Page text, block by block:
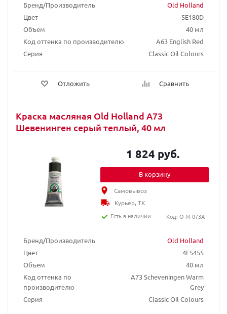
Бренд/Производитель
Old Holland
Цвет
5E180D
Объем
40 мл
Код оттенка по производителю
A63 English Red
Серия
Classic Oil Colours
Отложить Сравнить
Краска масляная Old Holland A73
Шевенинген серый теплый, 40 мл
Бренд/Производитель
Old Holland
Цвет
4F5455
Объем
40 мл
Код оттенка по
производителю
A73 Scheveningen Warm
Grey
Серия
Classic Oil Colours
1 824 руб.
В корзину
Самовывоз
Курьер, ТК
Есть в наличии
Код: O-M-073A